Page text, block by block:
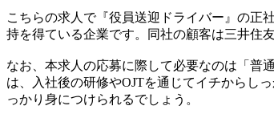
こちらの求人で『役員送迎ドライバー』の正
持を得ている企業です。同社の顧客は三井住
なお、本求人の応募に際して必要なのは「普
は、入社後の研修やOJTを通じてイチからし
っかり身につけられるでしょう。